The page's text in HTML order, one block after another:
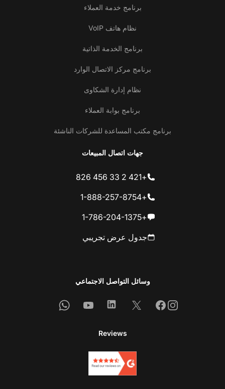
برنامج خدمة العملاء
نظام هاتف VoIP
برنامج الخدمة الذاتية
برنامج مركز الاتصال الوارد
نظام إدارة الشكاوى
برنامج بوابة العملاء
برنامج مكتب المساعدة للشركات الناشئة
جهات اتصال المبيعات
+421 2 33 456 826
+1-888-257-8754
+1-786-204-1375
جدول عرض تجريبي
وسائل التواصل الاجتماعي
Instagram
Facebook
X
Linkedin
Youtube
Whatsapp
Reviews